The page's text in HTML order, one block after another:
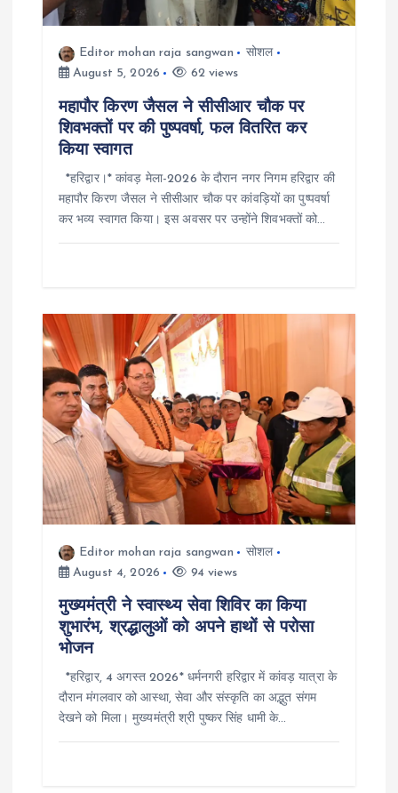
Editor mohan raja sangwan
सोशल
August 5, 2026
62 views
महापौर किरण जैसल ने सीसीआर चौक पर
शिवभक्तों पर की पुष्पवर्षा, फल वितरित कर
किया स्वागत
*हरिद्वार।* कांवड़ मेला-2026 के दौरान नगर निगम हरिद्वार की
महापौर किरण जैसल ने सीसीआर चौक पर कांवड़ियों का पुष्पवर्षा
कर भव्य स्वागत किया। इस अवसर पर उन्होंने शिवभक्तों को…
Editor mohan raja sangwan
सोशल
August 4, 2026
94 views
मुख्यमंत्री ने स्वास्थ्य सेवा शिविर का किया
शुभारंभ, श्रद्धालुओं को अपने हाथों से परोसा
भोजन
*हरिद्वार, 4 अगस्त 2026* धर्मनगरी हरिद्वार में कांवड़ यात्रा के
दौरान मंगलवार को आस्था, सेवा और संस्कृति का अद्भुत संगम
देखने को मिला। मुख्यमंत्री श्री पुष्कर सिंह धामी के…